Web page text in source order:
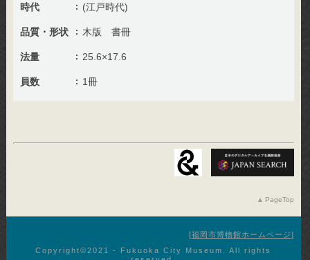
時代 (江戸時代)
品質・形状 木版 書冊
法量 25.6×17.6
員数 1冊
PageTop
福岡市博物館ホームページ
Copyright©︎2021 - Fukuoka City Museum. All rights